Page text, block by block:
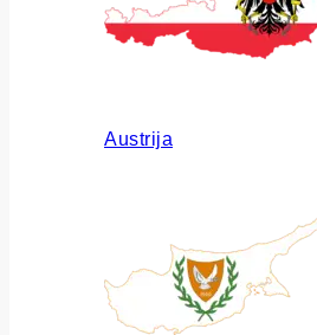
Austrija